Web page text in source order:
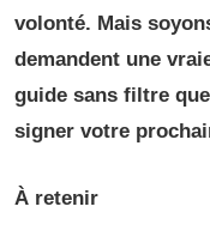
volonté. Mais
demandent une
guide sans filtre
signer votre
À retenir